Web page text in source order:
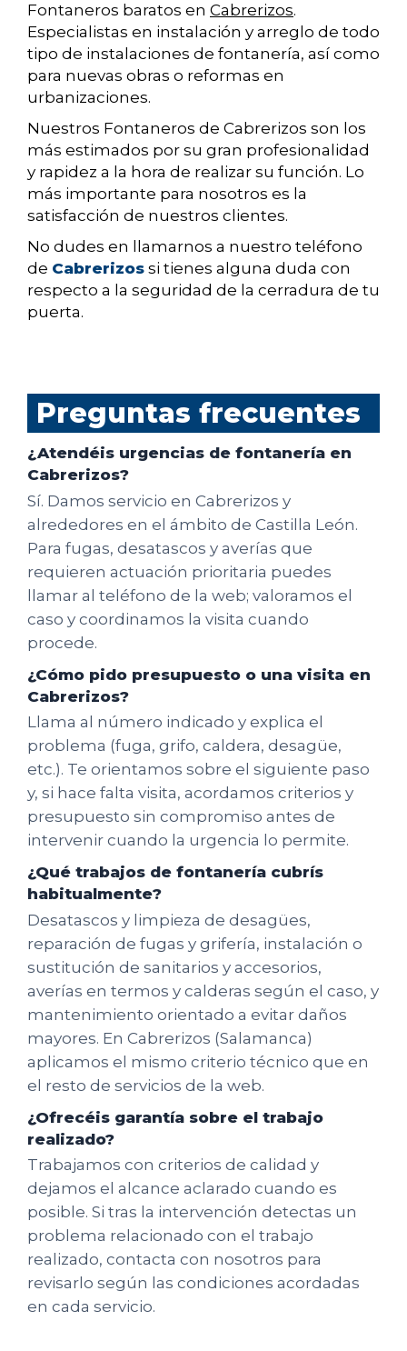
Fontaneros baratos en Cabrerizos.
Especialistas en instalación y arreglo de todo
tipo de instalaciones de fontanería, así como
para nuevas obras o reformas en
urbanizaciones.
Nuestros Fontaneros de Cabrerizos son los
más estimados por su gran profesionalidad
y rapidez a la hora de realizar su función. Lo
más importante para nosotros es la
satisfacción de nuestros clientes.
No dudes en llamarnos a nuestro teléfono
de Cabrerizos si tienes alguna duda con
respecto a la seguridad de la cerradura de tu
puerta.
Preguntas frecuentes
¿Atendéis urgencias de fontanería en
Cabrerizos?
Sí. Damos servicio en Cabrerizos y
alrededores en el ámbito de Castilla León.
Para fugas, desatascos y averías que
requieren actuación prioritaria puedes
llamar al teléfono de la web; valoramos el
caso y coordinamos la visita cuando
procede.
¿Cómo pido presupuesto o una visita en
Cabrerizos?
Llama al número indicado y explica el
problema (fuga, grifo, caldera, desagüe,
etc.). Te orientamos sobre el siguiente paso
y, si hace falta visita, acordamos criterios y
presupuesto sin compromiso antes de
intervenir cuando la urgencia lo permite.
¿Qué trabajos de fontanería cubrís
habitualmente?
Desatascos y limpieza de desagües,
reparación de fugas y grifería, instalación o
sustitución de sanitarios y accesorios,
averías en termos y calderas según el caso, y
mantenimiento orientado a evitar daños
mayores. En Cabrerizos (Salamanca)
aplicamos el mismo criterio técnico que en
el resto de servicios de la web.
¿Ofrecéis garantía sobre el trabajo
realizado?
Trabajamos con criterios de calidad y
dejamos el alcance aclarado cuando es
posible. Si tras la intervención detectas un
problema relacionado con el trabajo
realizado, contacta con nosotros para
revisarlo según las condiciones acordadas
en cada servicio.